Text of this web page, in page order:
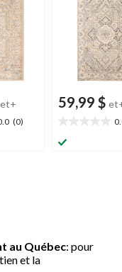
et+
(0)
59,99 $
étoile(s)
au Québec: pour
et la